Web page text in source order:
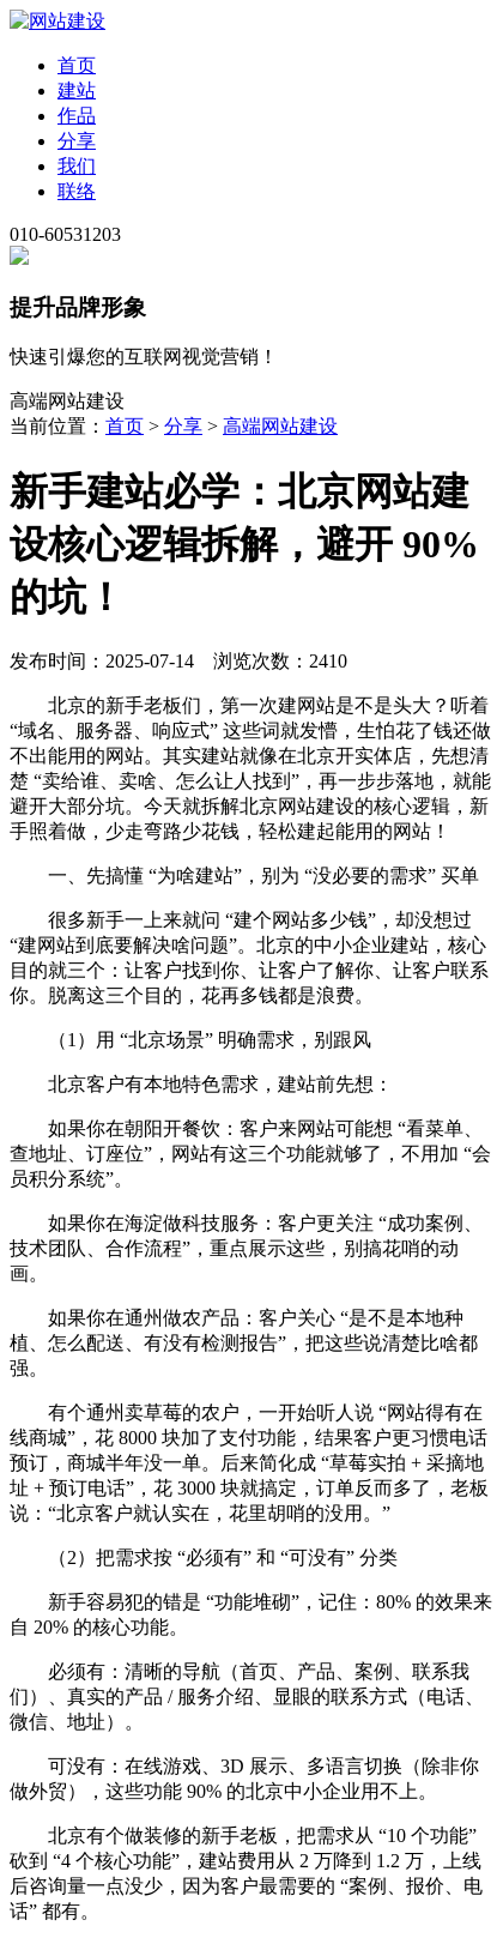
首页
建站
作品
分享
我们
联络
010-60531203
提升品牌形象
快速引爆您的互联网视觉营销！
高端网站建设
当前位置： 首页 > 分享 > 高端网站建设
新手建站必学：北京网站建
设核心逻辑拆解，避开 90%
的坑！
发布时间：2025-07-14 浏览次数：2410
北京的新手老板们，第一次建网站是不是头大？听着
“域名、服务器、响应式” 这些词就发懵，生怕花了钱还做
不出能用的网站。其实建站就像在北京开实体店，先想清
楚 “卖给谁、卖啥、怎么让人找到”，再一步步落地，就能
避开大部分坑。今天就拆解北京网站建设的核心逻辑，新
手照着做，少走弯路少花钱，轻松建起能用的网站！
一、先搞懂 “为啥建站”，别为 “没必要的需求” 买单
很多新手一上来就问 “建个网站多少钱”，却没想过
“建网站到底要解决啥问题”。北京的中小企业建站，核心
目的就三个：让客户找到你、让客户了解你、让客户联系
你。脱离这三个目的，花再多钱都是浪费。
（1）用 “北京场景” 明确需求，别跟风
北京客户有本地特色需求，建站前先想：
如果你在朝阳开餐饮：客户来网站可能想 “看菜单、
查地址、订座位”，网站有这三个功能就够了，不用加 “会
员积分系统”。
如果你在海淀做科技服务：客户更关注 “成功案例、
技术团队、合作流程”，重点展示这些，别搞花哨的动
画。
如果你在通州做农产品：客户关心 “是不是本地种
植、怎么配送、有没有检测报告”，把这些说清楚比啥都
强。
有个通州卖草莓的农户，一开始听人说 “网站得有在
线商城”，花 8000 块加了支付功能，结果客户更习惯电话
预订，商城半年没一单。后来简化成 “草莓实拍 + 采摘地
址 + 预订电话”，花 3000 块就搞定，订单反而多了，老板
说：“北京客户就认实在，花里胡哨的没用。”
（2）把需求按 “必须有” 和 “可没有” 分类
新手容易犯的错是 “功能堆砌”，记住：80% 的效果来
自 20% 的核心功能。
必须有：清晰的导航（首页、产品、案例、联系我
们）、真实的产品 / 服务介绍、显眼的联系方式（电话、
微信、地址）。
可没有：在线游戏、3D 展示、多语言切换（除非你
做外贸），这些功能 90% 的北京中小企业用不上。
北京有个做装修的新手老板，把需求从 “10 个功能”
砍到 “4 个核心功能”，建站费用从 2 万降到 1.2 万，上线
后咨询量一点没少，因为客户最需要的 “案例、报价、电
话” 都有。